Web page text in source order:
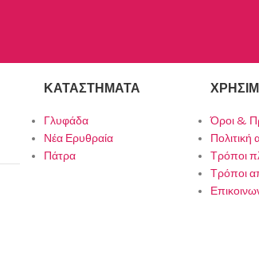
ΚΑΤΑΣΤΉΜΑΤΑ
Γλυφάδα
Νέα Ερυθραία
Πάτρα
Όροι &
Τρόποι
Τρόποι